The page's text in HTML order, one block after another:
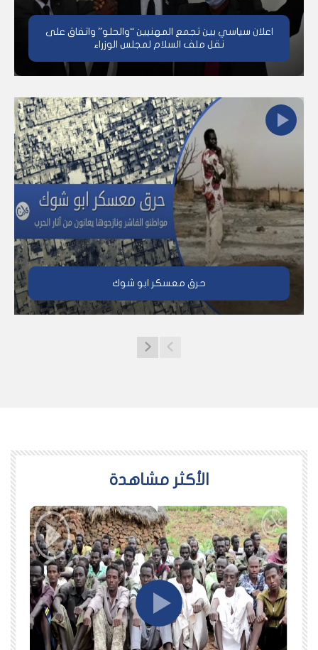
اعلان سياسي بين تجمع المهنيين “والحلو” واتفاق على
نقل ملف السلام لمجلس الوزراء
حرق معسكر ابو شوك
اﻷكثر مشاهدة